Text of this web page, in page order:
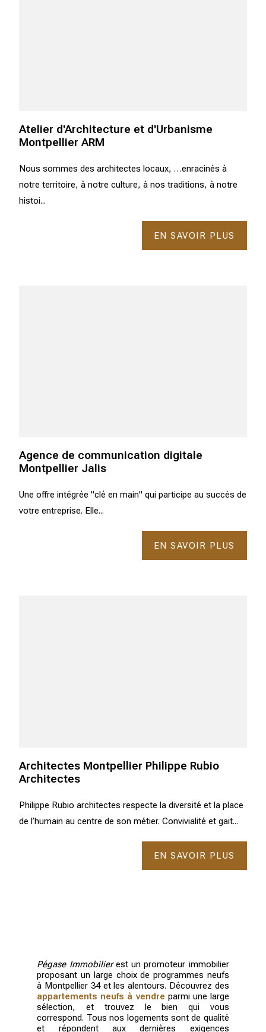
Atelier d'Architecture et d'Urbanisme
Montpellier ARM
Nous sommes des architectes locaux, …enracinés à
notre territoire, à notre culture, à nos traditions, à notre
histoi...
EN SAVOIR PLUS
Agence de communication digitale
Montpellier Jalis
Une offre intégrée "clé en main" qui participe au succès de
votre entreprise. Elle...
EN SAVOIR PLUS
Architectes Montpellier Philippe Rubio
Architectes
Philippe Rubio architectes respecte la diversité et la place
de l’humain au centre de son métier. Convivialité et gait...
EN SAVOIR PLUS
Pégase Immobilierest un promoteur immobilier
proposant un large choix de programmes neufs
à Montpellier 34 et les alentours. Découvrez des
appartements neufs à vendre parmi une large
sélection, et trouvez le bien qui vous
correspond. Tous nos logements sont de qualité
et répondent aux dernières exigences